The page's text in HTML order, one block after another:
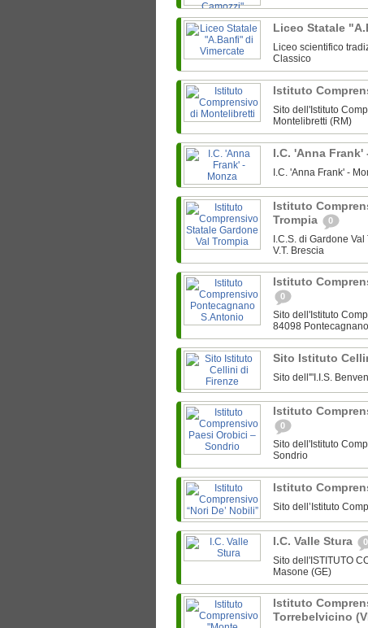
Liceo Statale
Liceo scientifico
Classico
Istituto
Sito dell'Istituto
Montelibretti (RM)
I.C. 'Anna Frank'
I.C. 'Anna Frank' -
Istituto
Trompia
0
I.C.S. di Gardone
V.T. Brescia
Istituto
0
Sito dell'Istituto
84098
Sito Istituto
Sito dell'"I.I.S.
Istituto
0
Sito dell'Istituto
Sondrio
Istituto
Sito dell’Istituto
I.C. Valle Stura 0
Sito dell'ISTITUTO
Masone (GE)
Istituto
Torrebelvicino